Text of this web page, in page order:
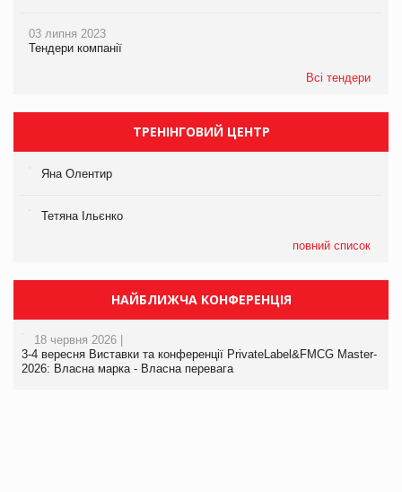
03 липня 2023
Тендери компанії
Всі тендери
ТРЕНІНГОВИЙ ЦЕНТР
Яна Олентир
Тетяна Ільєнко
повний список
НАЙБЛИЖЧА КОНФЕРЕНЦІЯ
18 червня 2026 |
3-4 вересня Виставки та конференції PrivateLabel&FMCG Master-
2026: Власна марка - Власна перевага